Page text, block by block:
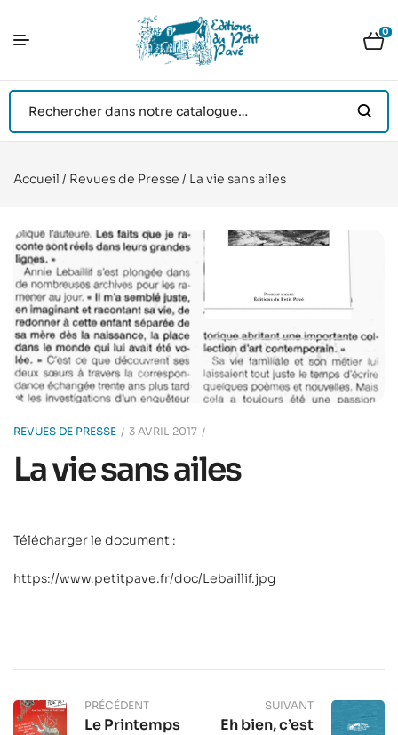
0
Accueil / Revues de Presse / La vie sans ailes
REVUES DE PRESSE 3 AVRIL 2017
La vie sans ailes
Télécharger le document :
https://www.petitpave.fr/doc/Lebaillif.jpg
PRÉCÉDENT
Le Printemps
SUIVANT
Eh bien, c’est